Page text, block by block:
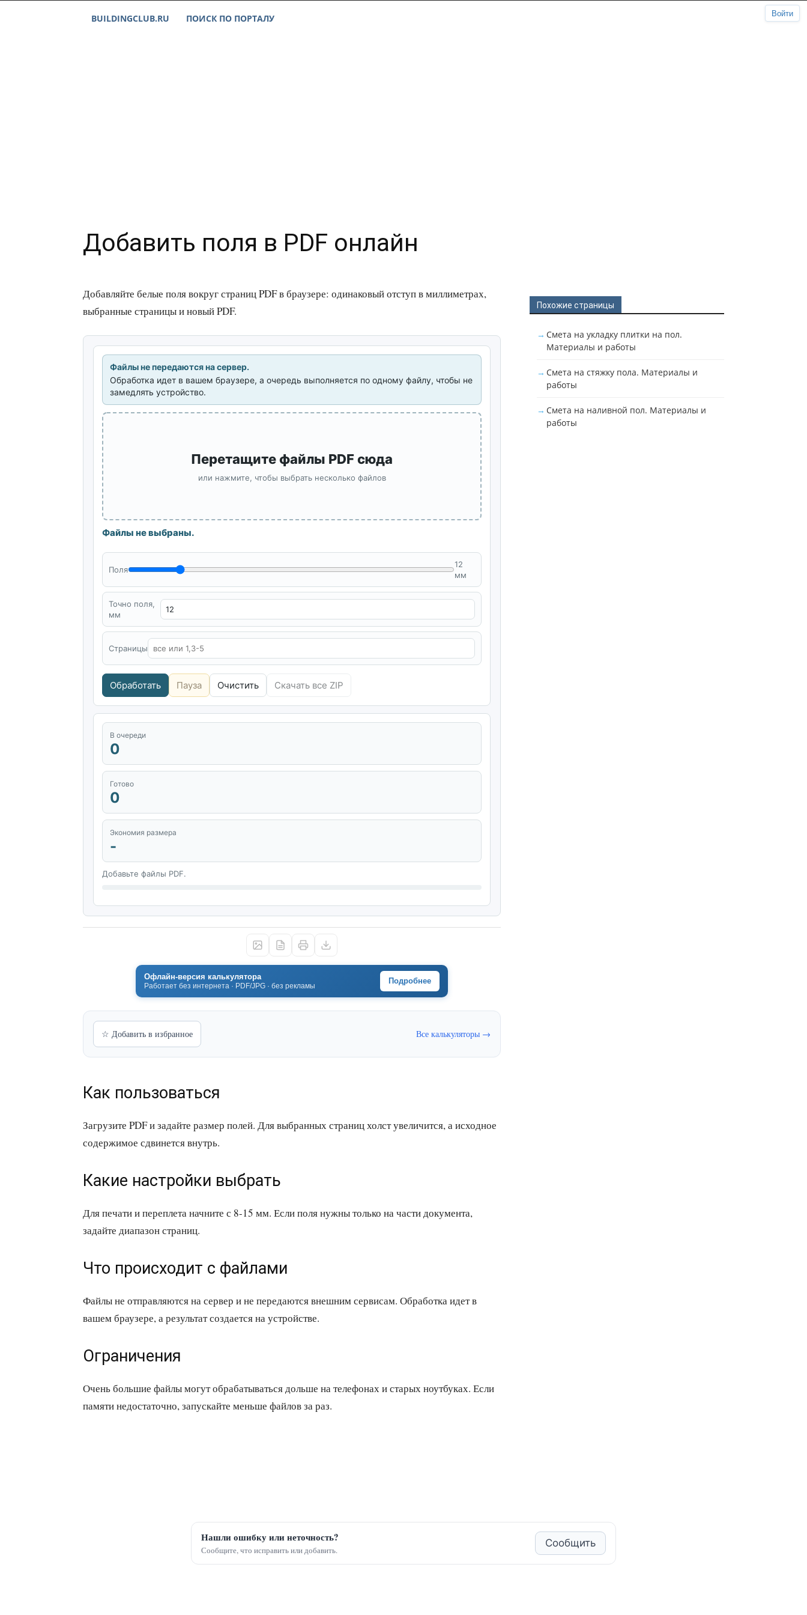
BUILDINGCLUB.RU ПОИСК ПО ПОРТАЛУ
Добавить поля в PDF онлайн
Добавляйте белые поля вокруг страниц PDF в браузере: одинаковый отступ в миллиметрах,
выбранные страницы и новый PDF.
Файлы не передаются на сервер.
Обработка идет в вашем браузере, а очередь выполняется по одному файлу, чтобы не
замедлять устройство.
Перетащите файлы PDF сюда
или нажмите, чтобы выбрать несколько файлов
Файлы не выбраны.
Поля
12
мм
Точно поля,
мм
Страницы
Обработать Пауза Очистить Скачать все ZIP
В очереди
0
Готово
0
Экономия размера
-
Добавьте файлы PDF.
Офлайн-версия калькулятора
Работает без интернета · PDF/JPG · без рекламы
Подробнее
☆ Добавить в избранное Все калькуляторы →
Как пользоваться
Загрузите PDF и задайте размер полей. Для выбранных страниц холст увеличится, а исходное
содержимое сдвинется внутрь.
Какие настройки выбрать
Для печати и переплета начните с 8-15 мм. Если поля нужны только на части документа,
задайте диапазон страниц.
Что происходит с файлами
Файлы не отправляются на сервер и не передаются внешним сервисам. Обработка идет в
вашем браузере, а результат создается на устройстве.
Ограничения
Очень большие файлы могут обрабатываться дольше на телефонах и старых ноутбуках. Если
памяти недостаточно, запускайте меньше файлов за раз.
Похожие страницы
Смета на укладку плитки на пол.
Материалы и работы
Смета на стяжку пола. Материалы и
работы
Смета на наливной пол. Материалы и
работы
Нашли ошибку или неточность?
Сообщите, что исправить или добавить.
Сообщить
Войти